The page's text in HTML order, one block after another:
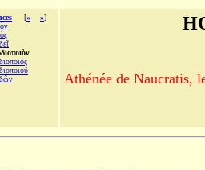
[« »]
Athénée de Naucratis,